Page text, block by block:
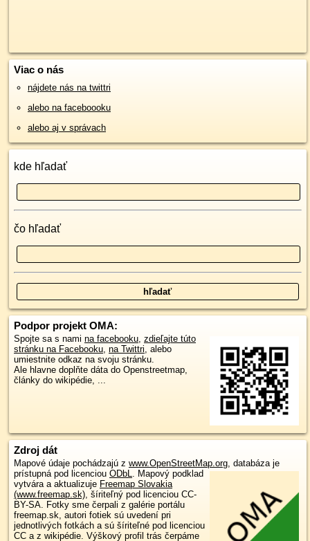
Viac o nás
nájdete nás na twittri
alebo na faceboooku
alebo aj v správach
kde hľadať
čo hľadať
Podpor projekt OMA:
Spojte sa s nami na facebooku zdieľajte túto
stránku na Facebooku na Twittri , alebo
umiestnite odkaz na svoju stránku.
Ale hlavne doplňte dáta do Openstreetmap,
články do wikipédie, ...
Zdroj dát
Mapové údaje pochádzajú z www.OpenStreetMap.org, databáza je
prístupná pod licenciou ODbL. Mapový podklad
vytvára a aktualizuje Freemap Slovakia
(www.freemap.sk), šíriteľný pod licenciou CC-
BY-SA. Fotky sme čerpali z galérie portálu
freemap.sk, autori fotiek sú uvedení pri
jednotlivých fotkách a sú šíriteľné pod licenciou
CC a z wikipédie. Výškový profil trás čerpáme